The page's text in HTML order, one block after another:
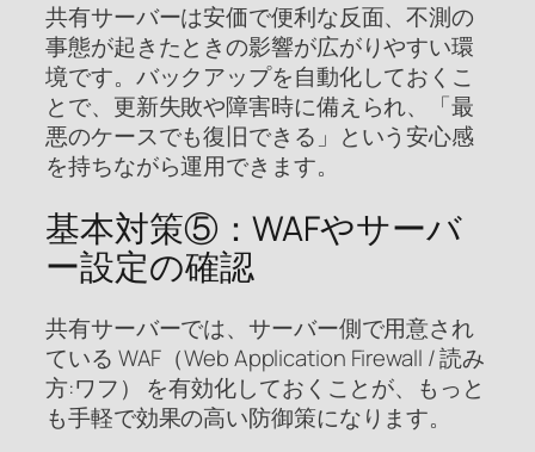
共有サーバーは安価で便利な反面、不測の
事態が起きたときの影響が広がりやすい環
境です。バックアップを自動化しておくこ
とで、更新失敗や障害時に備えられ、「最
悪のケースでも復旧できる」という安心感
を持ちながら運用できます。
基本対策⑤：WAFやサーバ
ー設定の確認
共有サーバーでは、サーバー側で用意され
ている WAF（Web Application Firewall / 読み
方:ワフ） を有効化しておくことが、もっと
も手軽で効果の高い防御策になります。